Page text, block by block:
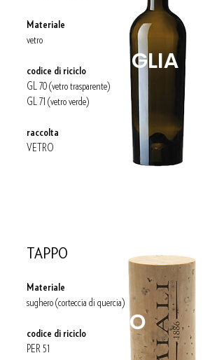
BOTTIGLIA
Materiale
vetro
codice di riciclo
GL 70 (vetro trasparente)
GL 71 (vetro verde)
raccolta
VETRO
TAPPO
TAPPO
Materiale
sughero (corteccia di quercia)
codice di riciclo
PER 51